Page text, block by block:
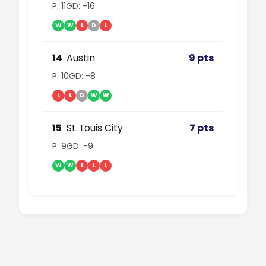
P: 11GD: -16
W W L D L
14 Austin 9 pts
P: 10GD: -8
L L D W W
15 St. Louis City 7 pts
P: 9GD: -9
W W L L L